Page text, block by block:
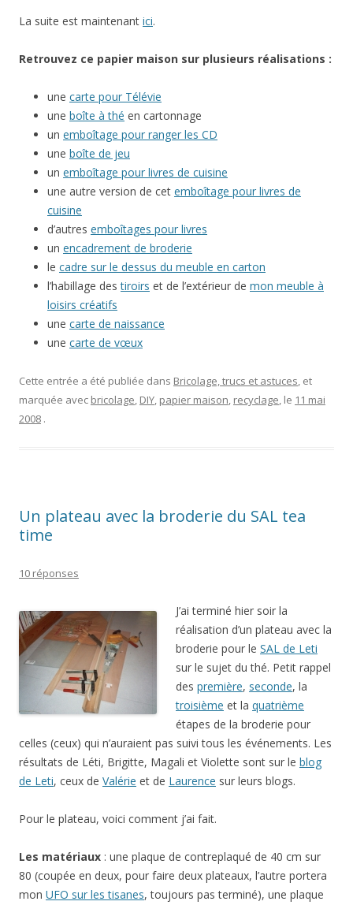
La suite est maintenant ici.
Retrouvez ce papier maison sur plusieurs réalisations :
une carte pour Télévie
une boîte à thé en cartonnage
un emboîtage pour ranger les CD
une boîte de jeu
un emboîtage pour livres de cuisine
une autre version de cet emboîtage pour livres de
cuisine
d’autres emboîtages pour livres
un encadrement de broderie
le cadre sur le dessus du meuble en carton
l’habillage destiroirs et de l’extérieur de mon meuble à
loisirs créatifs
une carte de naissance
une carte de vœux
Cette entrée a été publiée dans Bricolage, trucs et astuces, et
marquée avec bricolage, DIY, papier maison, recyclage, le 11 mai
2008 .
Un plateau avec la broderie du SAL tea
time
10 réponses
J’ai terminé hier soir la
réalisation d’un plateau avec la
broderie pour le SAL de Leti
sur le sujet du thé. Petit rappel
des première, seconde, la
troisième et la quatrième
étapes de la broderie pour
celles (ceux) qui n’auraient pas suivi tous les événements. Les
résultats de Léti, Brigitte, Magali et Violette sont sur le blog
de Leti, ceux de Valérie et de Laurence sur leurs blogs.
Pour le plateau, voici comment j’ai fait.
Les matériaux : une plaque de contreplaqué de 40 cm sur
80 (coupée en deux, pour faire deux plateaux, l’autre portera
mon UFO sur les tisanes, toujours pas terminé), une plaque